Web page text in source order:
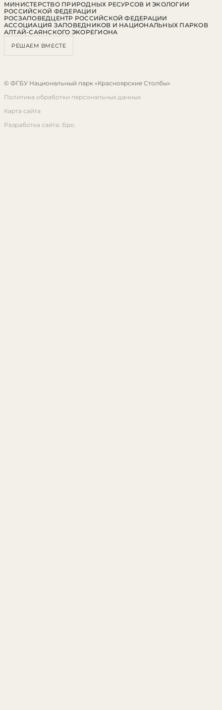
МИНИСТЕРСТВО ПРИРОДНЫХ РЕСУРСОВ И ЭКОЛОГИИ
РОССИЙСКОЙ ФЕДЕРАЦИИ
РОСЗАПОВЕДЦЕНТР РОССИЙСКОЙ ФЕДЕРАЦИИ
АССОЦИАЦИЯ ЗАПОВЕДНИКОВ И НАЦИОНАЛЬНЫХ ПАРКОВ
АЛТАЙ-САЯНСКОГО ЭКОРЕГИОНА
РЕШАЕМ ВМЕСТЕ
© ФГБУ Национальный парк «Красноярские Столбы»
Политика обработки персональных данных
Карта сайта
Разработка сайта: Бро.